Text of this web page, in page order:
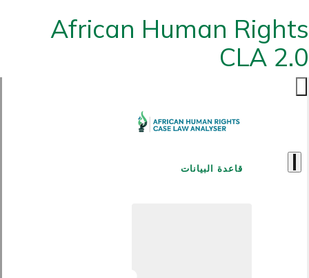
African Human Rights
CLA 2.0
قاعدة البيانات